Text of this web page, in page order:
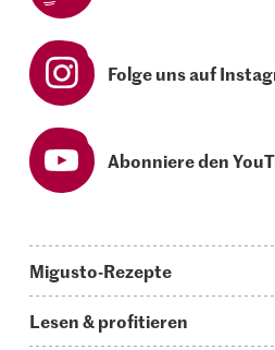
Folge uns auf
Abonniere den
Migusto-Rezepte
Lesen & profitieren